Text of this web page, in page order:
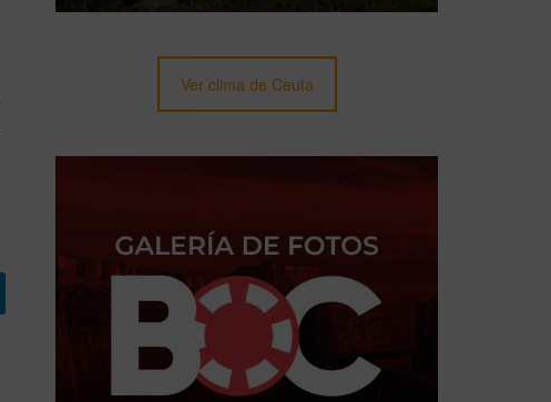
Ver clima de Ceuta